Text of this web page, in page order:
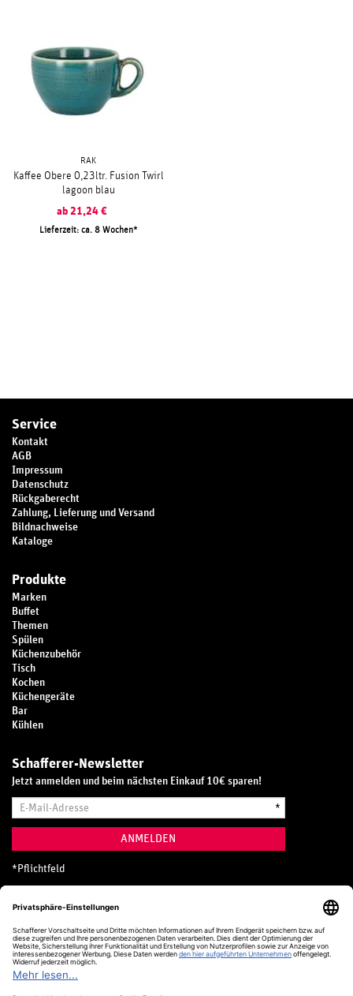
RAK
Kaffee Obere 0,23ltr. Fusion Twirl
lagoon blau
ab 21,24 €
Lieferzeit: ca. 8 Wochen
Service
Kontakt
AGB
Impressum
Datenschutz
Rückgaberecht
Zahlung, Lieferung und Versand
Bildnachweise
Kataloge
Produkte
Marken
Buffet
Themen
Spülen
Küchenzubehör
Tisch
Kochen
Küchengeräte
Bar
Kühlen
Schafferer-Newsletter
Jetzt anmelden und beim nächsten Einkauf 10€ sparen!
Mail-
*
ANMELDEN
* Pflichtfeld
Hotline
0800 20 70 300 (D)
Kostenlos aus dem deutschen Festnetz
24 Stunden / 365 Tage im Jahr